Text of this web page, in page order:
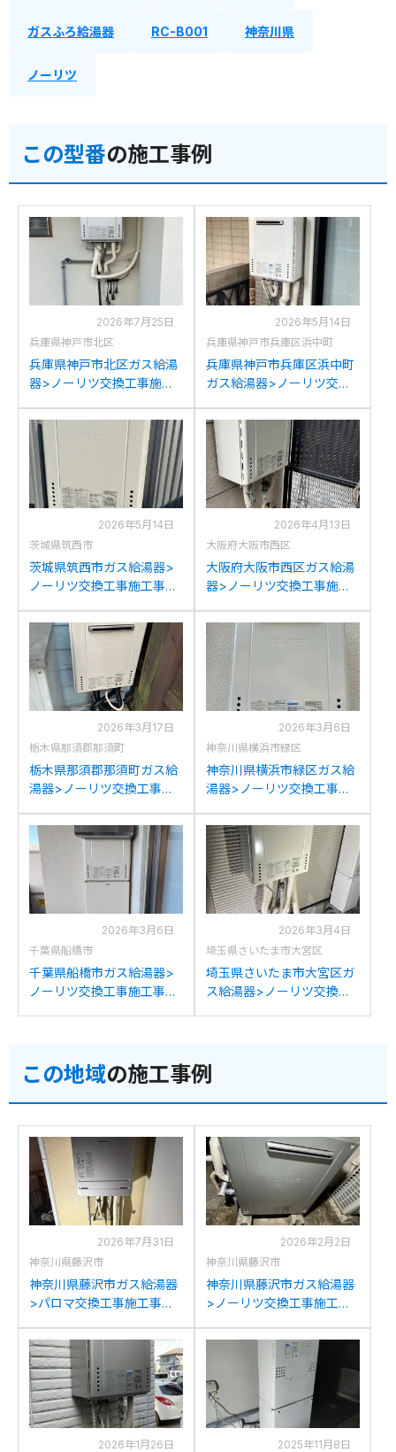
ガスふろ給湯器 RC-B001 神奈川県
ノーリツ
この型番の施工事例
2026年7月25日
兵庫県神戸市北区
兵庫県神戸市北区ガス給湯
器>ノーリツ交換工事施工
C040&GT-2450SWXから
ノーリツGT-2470SAW BL
への交換
2026年5月14日
兵庫県神戸市兵庫区浜中町
兵庫県神戸市兵庫区浜中町
ガス給湯器>ノーリツ交換
GT-2450SAWXからノーリ
ツGT-2470SAW BLへの交
換
2026年5月14日
茨城県筑西市
茨城県筑西市ガス給湯器>
ノーリツ交換工事施工事
2428SAWXからノーリツ
GT-2470SAW BLへの交換
2026年4月13日
大阪府大阪市西区
大阪府大阪市西区ガス給湯
器>ノーリツ交換工事施工
2422SAWXからノーリツ
GT-2470SAW BLへの交換
2026年3月17日
栃木県那須郡那須町
栃木県那須郡那須町ガス給
湯器>ノーリツ交換工事施
2450WKXからノーリツ
GT-2470SAW BLへの交換
2026年3月6日
神奈川県横浜市緑区
神奈川県横浜市緑区ガス給
湯器>ノーリツ交換工事施
2450SAWXからノーリツ
GT-2470SAW BLへの交換
2026年3月6日
千葉県船橋市
千葉県船橋市ガス給湯器>
ノーリツ交換工事施工事
2026年3月4日
埼玉県さいたま市大宮区
埼玉県さいたま市大宮区ガ
ス給湯器>ノーリツ交換工
この地域の施工事例
2026年7月31日
神奈川県藤沢市
神奈川県藤沢市ガス給湯器
>パロマ交換工事施工事
H2400AWからパロマFH-
E2422SAWLへの交換
2026年2月2日
神奈川県藤沢市
神奈川県藤沢市ガス給湯器
>ノーリツ交換工事施工事
2050(S)AXからノーリツ
GT-C2072SAR BLへの交換
2026年1月26日
2025年11月8日